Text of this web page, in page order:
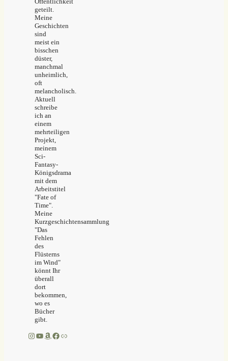
geteilt.
Meine
Geschichten
sind
meist ein
bisschen
düster,
manchmal
unheimlich,
oft
melancholisch.
Aktuell
schreibe
ich an
einem
mehrteiligen
Projekt,
meinem
Sci-
Fantasy-
Königsdrama
mit dem
Arbeitstitel
"Fate of
Time".
Meine
Kurzgeschichtensammlung
"Das
Fehlen
des
Flüsterns
im Wind"
könnt Ihr
überall
dort
bekommen,
wo es
Bücher
gibt.
Instagram
YouTube
Amazon
Facebook
Link